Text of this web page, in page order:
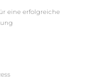
eine erfolgreiche